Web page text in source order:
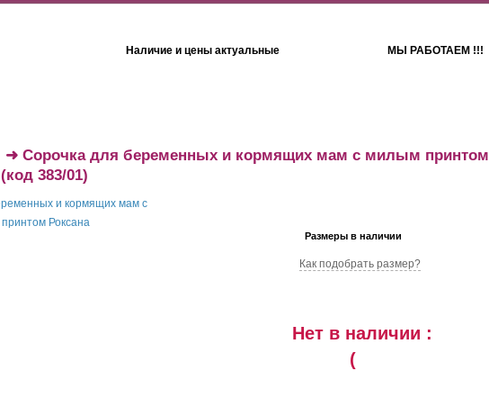
Наличие и цены актуальные МЫ РАБОТАЕМ !!!
➜ Сорочка для беременных и кормящих мам с милым принтом
(код 383/01)
Размеры в наличии
Как подобрать размер?
Нет в наличии :
(